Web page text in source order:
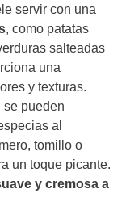
servir con una
, como patatas
salteadas
una
y texturas.
se pueden
al
tomillo o
un toque picante.
y cremosa a